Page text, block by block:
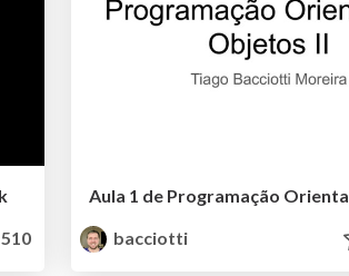
510
bacciotti